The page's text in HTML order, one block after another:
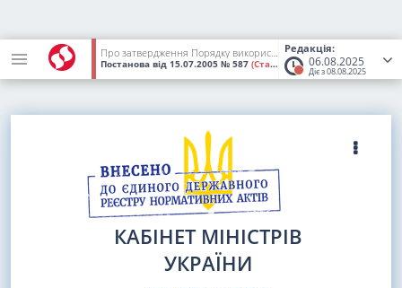
Редакція:
06.08.2025
Діє з 08.08.2025
Про затвердження Порядку використання коштів, передбачених у державному бюджеті для розвитку виноградарства, садівництва і хмелярства
Постанова від 15.07.2005 № 587 (Статус: Втратив чинність)
КАБІНЕТ МІНІСТРІВ
УКРАЇНИ